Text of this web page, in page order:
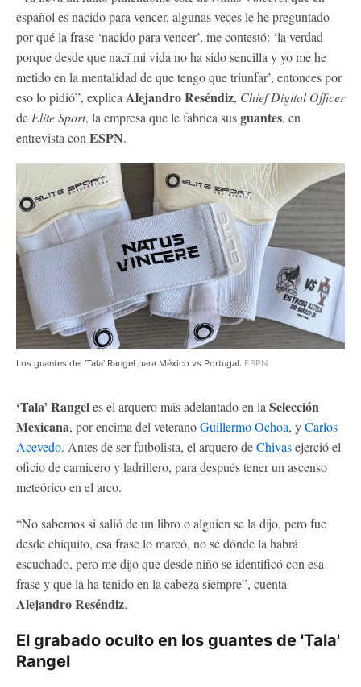
español es nacido para vencer, algunas veces le he preguntado
por qué la frase ‘nacido para vencer’, me contestó: ‘la verdad
porque desde que nací mi vida no ha sido sencilla y yo me he
metido en la mentalidad de que tengo que triunfar’, entonces por
eso lo pidió”, explica Alejandro Reséndiz, Chief Digital Officer
de Elite Sport, la empresa que le fabrica susguantes, en
entrevista con ESPN.
Los guantes del 'Tala' Rangel para México vs Portugal. ESPN
‘Tala’ Rangeles el arquero más adelantado en la Selección
Mexicana, por encima del veteranoGuillermo Ochoa, yCarlos
Acevedo. Antes de ser futbolista, el arquero deChivasejerció el
oficio de carnicero y ladrillero, para después tener un ascenso
meteórico en el arco.
“No sabemos si salió de un libro o alguien se la dijo, pero fue
desde chiquito, esa frase lo marcó, no sé dónde la habrá
escuchado, pero me dijo que desde niño se identificó con esa
frase y que la ha tenido en la cabeza siempre”, cuenta
Alejandro Reséndiz.
El grabado oculto en los guantes de 'Tala'
Rangel